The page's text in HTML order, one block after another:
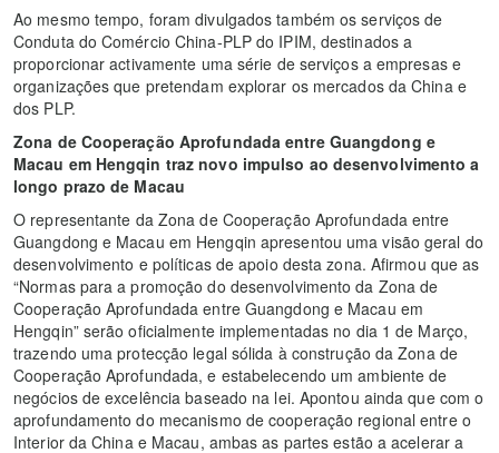
Ao mesmo tempo, foram divulgados também os serviços de
Conduta do Comércio China-PLP do IPIM, destinados a
proporcionar activamente uma série de serviços a empresas e
organizações que pretendam explorar os mercados da China e
dos PLP.
Zona de Cooperação Aprofundada entre Guangdong e
Macau em Hengqin traz novo impulso ao desenvolvimento a
longo prazo de Macau
O representante da Zona de Cooperação Aprofundada entre
Guangdong e Macau em Hengqin apresentou uma visão geral do
desenvolvimento e políticas de apoio desta zona. Afirmou que as
“Normas para a promoção do desenvolvimento da Zona de
Cooperação Aprofundada entre Guangdong e Macau em
Hengqin” serão oficialmente implementadas no dia 1 de Março,
trazendo uma protecção legal sólida à construção da Zona de
Cooperação Aprofundada, e estabelecendo um ambiente de
negócios de excelência baseado na lei. Apontou ainda que com o
aprofundamento do mecanismo de cooperação regional entre o
Interior da China e Macau, ambas as partes estão a acelerar a